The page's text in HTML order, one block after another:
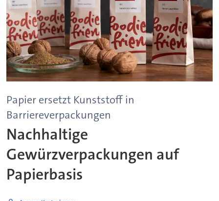
Papier ersetzt Kunststoff in
Barriereverpackungen
Nachhaltige
Gewürzverpackungen auf
Papierbasis